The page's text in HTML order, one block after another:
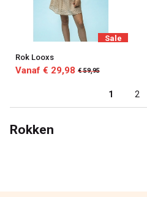
Sale
Rok Looxs
Vanaf € 29,98 € 59,95
1 2
Rokken